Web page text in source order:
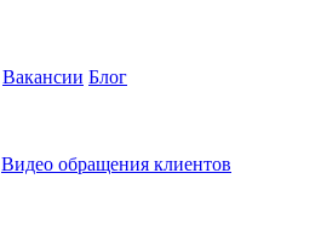
Вакансии Блог
Видео обращения клиентов